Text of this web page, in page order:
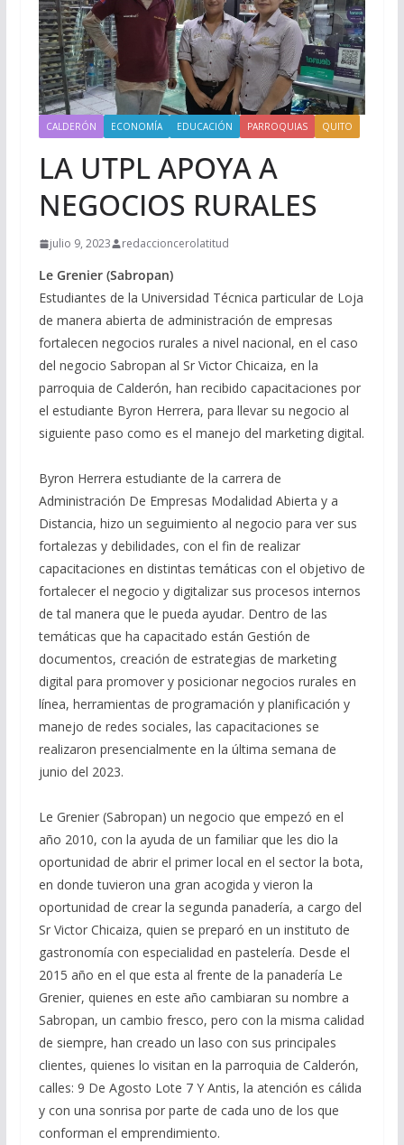
CALDERÓN ECONOMÍA EDUCACIÓN PARROQUIAS QUITO
LA UTPL APOYA A
NEGOCIOS RURALES
julio 9, 2023 redaccioncerolatitud
Le Grenier (Sabropan)
Estudiantes de la Universidad Técnica particular de Loja
de manera abierta de administración de empresas
fortalecen negocios rurales a nivel nacional, en el caso
del negocio Sabropan al Sr Victor Chicaiza, en la
parroquia de Calderón, han recibido capacitaciones por
el estudiante Byron Herrera, para llevar su negocio al
siguiente paso como es el manejo del marketing digital.
Byron Herrera estudiante de la carrera de
Administración De Empresas Modalidad Abierta y a
Distancia, hizo un seguimiento al negocio para ver sus
fortalezas y debilidades, con el fin de realizar
capacitaciones en distintas temáticas con el objetivo de
fortalecer el negocio y digitalizar sus procesos internos
de tal manera que le pueda ayudar. Dentro de las
temáticas que ha capacitado están Gestión de
documentos, creación de estrategias de marketing
digital para promover y posicionar negocios rurales en
línea, herramientas de programación y planificación y
manejo de redes sociales, las capacitaciones se
realizaron presencialmente en la última semana de
junio del 2023.
Le Grenier (Sabropan) un negocio que empezó en el
año 2010, con la ayuda de un familiar que les dio la
oportunidad de abrir el primer local en el sector la bota,
en donde tuvieron una gran acogida y vieron la
oportunidad de crear la segunda panadería, a cargo del
Sr Victor Chicaiza, quien se preparó en un instituto de
gastronomía con especialidad en pastelería. Desde el
2015 año en el que esta al frente de la panadería Le
Grenier, quienes en este año cambiaran su nombre a
Sabropan, un cambio fresco, pero con la misma calidad
de siempre, han creado un laso con sus principales
clientes, quienes lo visitan en la parroquia de Calderón,
calles: 9 De Agosto Lote 7 Y Antis, la atención es cálida
y con una sonrisa por parte de cada uno de los que
conforman el emprendimiento.